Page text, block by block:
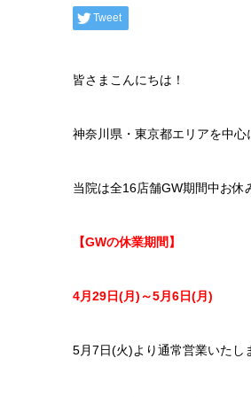
Tweet
皆さまこんにちは！
神奈川県・東京都エリアを中心
当院は全16店舗GW期間中お休
【GWの休業期間】
4月29日(月)～5月6日(月)
5月7日(火)より通常営業いたし